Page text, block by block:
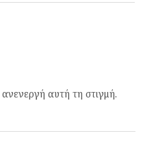
αυτή τη στιγμή.